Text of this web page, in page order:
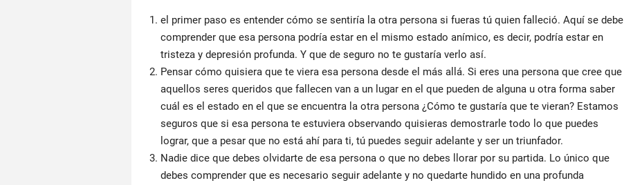
el primer paso es entender cómo se sentiría la otra persona si fueras tú quien falleció. Aquí se debe
comprender que esa persona podría estar en el mismo estado anímico, es decir, podría estar en
tristeza y depresión profunda. Y que de seguro no te gustaría verlo así.
Pensar cómo quisiera que te viera esa persona desde el más allá. Si eres una persona que cree que
aquellos seres queridos que fallecen van a un lugar en el que pueden de alguna u otra forma saber
cuál es el estado en el que se encuentra la otra persona ¿Cómo te gustaría que te vieran? Estamos
seguros que si esa persona te estuviera observando quisieras demostrarle todo lo que puedes
lograr, que a pesar que no está ahí para ti, tú puedes seguir adelante y ser un triunfador.
Nadie dice que debes olvidarte de esa persona o que no debes llorar por su partida. Lo único que
debes comprender que es necesario seguir adelante y no quedarte hundido en una profunda